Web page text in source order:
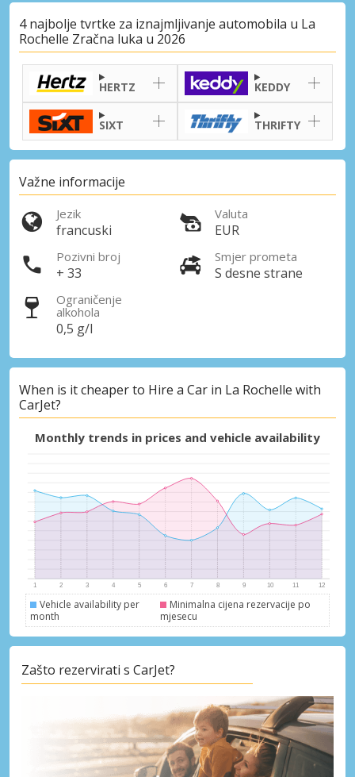
Posebni popusti
Pristupite ekskluzivnim ponudama naših
dobavljača
Prijava putem eLinka
4 najbolje tvrtke za iznajmljivanje automobila u La
Rochelle Zračna luka u 2026
HERTZ KEDDY
SIXT THRIFTY
Važne informacije
Jezik
francuski
Valuta
EUR
Pozivni broj
+ 33
Smjer prometa
S desne strane
Ograničenje
alkohola
0,5 g/l
When is it cheaper to Hire a Car in La Rochelle with
CarJet?
Monthly trends in prices and vehicle availability
Vehicle availability per
month
Minimalna cijena rezervacije po
mjesecu
Zašto rezervirati s CarJet?